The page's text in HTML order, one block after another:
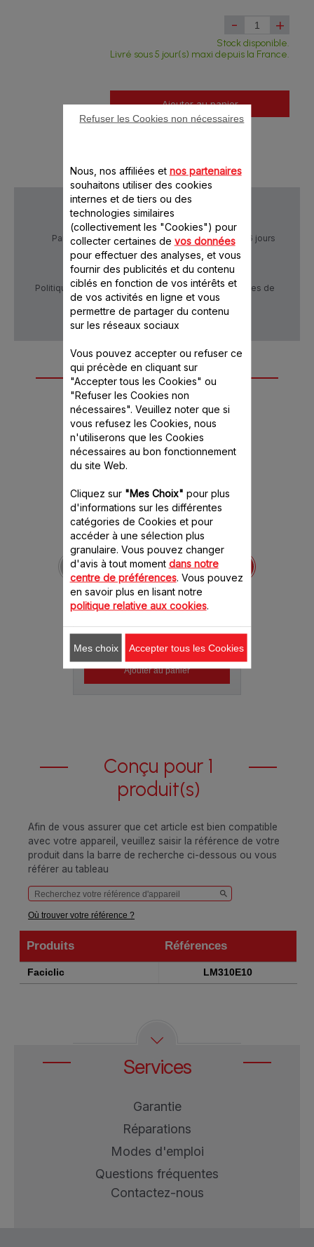
- +
Stock disponible.
Livré sous 5 jour(s) maxi depuis la France.
Ajouter au panier
Paiement Sécurisé Livraison sous 5 à 6 jours
Politique de confidentialité
Conditions générales de
vente
Autre(s) accessoire(s)
recommandé(s)
Rondelle Blender MS-
0A11393
Composant d'assemblage
du blender
Stock disponible.
2.80 CHF
Ajouter au panier
Conçu pour 1
produit(s)
Afin de vous assurer que cet article est bien compatible
avec votre appareil, veuillez saisir la référence de votre
produit dans la barre de recherche ci-dessous ou vous
référer au tableau
Où trouver votre référence ?
Produits
Références
Produits
Références
Faciclic LM310E10
Services
Garantie
Réparations
Modes d'emploi
Questions fréquentes
Contactez-nous
Nous, nos affiliées et nos partenaires
souhaitons utiliser des cookies
internes et de tiers ou des
technologies similaires
(collectivement les "Cookies") pour
collecter certaines de vos données
pour effectuer des analyses, et vous
fournir des publicités et du contenu
ciblés en fonction de vos intérêts et
de vos activités en ligne et vous
permettre de partager du contenu
sur les réseaux sociaux
Vous pouvez accepter ou refuser ce
qui précède en cliquant sur
"Accepter tous les Cookies" ou
"Refuser les Cookies non
nécessaires". Veuillez noter que si
vous refusez les Cookies, nous
n'utiliserons que les Cookies
nécessaires au bon fonctionnement
du site Web.
Cliquez sur "Mes Choix" pour plus
d'informations sur les différentes
catégories de Cookies et pour
accéder à une sélection plus
granulaire. Vous pouvez changer
d'avis à tout moment dans notre
centre de préférences. Vous pouvez
en savoir plus en lisant notre
politique relative aux cookies.
Refuser les Cookies non nécessaires
Mes choix Accepter tous les Cookies